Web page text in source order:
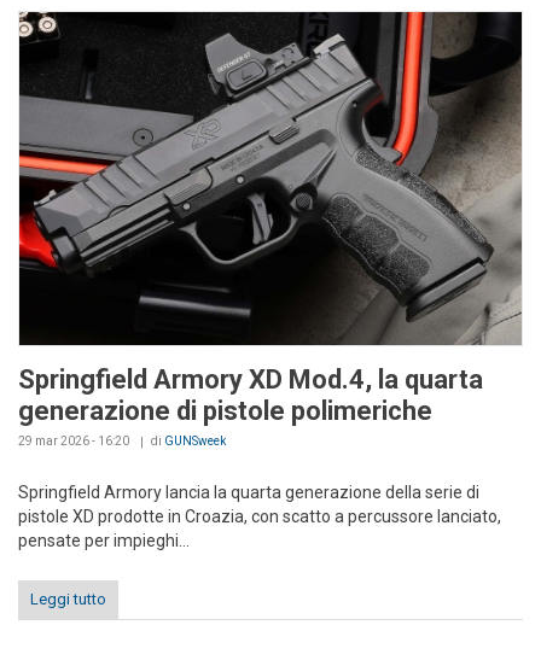
Springfield Armory XD Mod.4, la quarta
generazione di pistole polimeriche
29 mar 2026 - 16:20 di GUNSweek
Springfield Armory lancia la quarta generazione della serie di
pistole XD prodotte in Croazia, con scatto a percussore lanciato,
pensate per impieghi...
Leggi tutto